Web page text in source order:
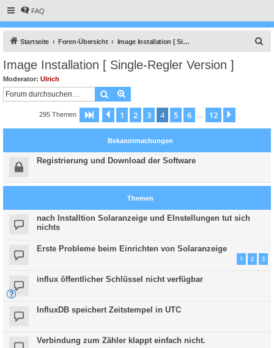
FAQ
Startseite Foren-Übersicht Image Installation [ Single-Regler Version ]
Image Installation [ Single-Regler Version ]
Moderator: Ulrich
Suche
295 Themen Seite von
Vorherige
1 2 3 4 5 6 12
Bekanntmachungen
Registrierung und Download der Software
Themen
nach Installtion Solaranzeige und EInstellungen tut sich
nichts
Erste Probleme beim Einrichten von Solaranzeige
1 2 3
influx öffentlicher Schlüssel nicht verfügbar
InfluxDB speichert Zeitstempel in UTC
Verbindung zum Zähler klappt einfach nicht.